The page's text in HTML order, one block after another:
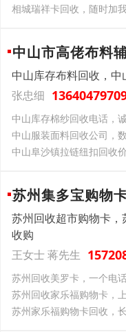
相城瑞祥卡回收，随时加
中山市高佬布料
中山库存布料回收，
张忠细
中山库存棉纱回收电话，
中山服装面料回收公司，
中山阜沙镇拉链纽扣回收
苏州集多宝购物
苏州回收超市购物卡
收购
王女士 蒋先生
苏州回收美罗卡，一个电
苏州回收家乐福购物卡，
苏州家乐福购物卡回收，